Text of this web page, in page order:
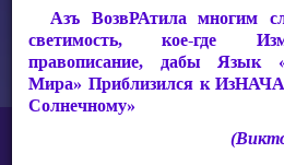
СакРАльная Поэзия Матери
В
Азъ ВозвРАтила многим
светимость, кое-где
правописание, дабы Язык
Мира» Приблизился к
Солнечному»